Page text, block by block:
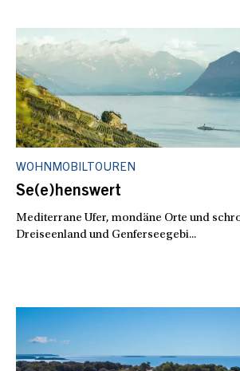
WOHNMOBILTOUREN
Se(e)henswert
Mediterrane Ufer, mondäne Orte und
Dreiseenland und Genferseegebi...